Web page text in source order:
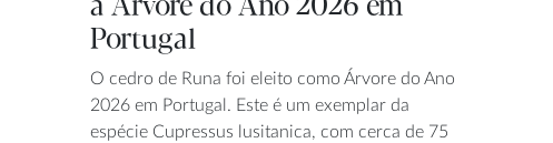
a Árvore do Ano 2026 em
Portugal
O cedro de Runa foi eleito como Árvore do Ano
2026 em Portugal. Este é um exemplar da
espécie Cupressus lusitanica, com cerca de 75